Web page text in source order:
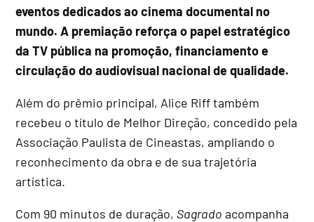
eventos dedicados ao cinema documental no
mundo. A premiação reforça o papel estratégico
da TV pública na promoção, financiamento e
circulação do audiovisual nacional de qualidade.
Além do prêmio principal, Alice Riff também
recebeu o título de Melhor Direção, concedido pela
Associação Paulista de Cineastas, ampliando o
reconhecimento da obra e de sua trajetória
artística.
Com 90 minutos de duração, Sagrado acompanha